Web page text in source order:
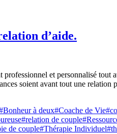
d’aide.
et personnalisé
soient avant tout une
à deux#Coache de Vie
#relation de couple
de couple#Thérapie Individuel